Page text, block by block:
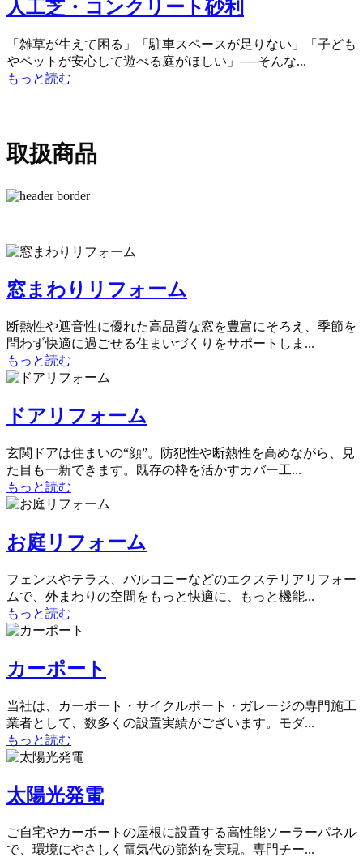
人工芝・コンクリート砂利
「雑草が生えて困る」「駐車スペースが足りない」「子ども
やペットが安心して遊べる庭がほしい」──そんな...
もっと読む
取扱商品
窓まわりリフォーム
断熱性や遮音性に優れた高品質な窓を豊富にそろえ、季節を
問わず快適に過ごせる住まいづくりをサポートしま...
もっと読む
ドアリフォーム
玄関ドアは住まいの“顔”。防犯性や断熱性を高めながら、見
た目も一新できます。既存の枠を活かすカバー工...
もっと読む
お庭リフォーム
フェンスやテラス、バルコニーなどのエクステリアリフォー
ムで、外まわりの空間をもっと快適に、もっと機能...
もっと読む
カーポート
当社は、カーポート・サイクルポート・ガレージの専門施工
業者として、数多くの設置実績がございます。モダ...
もっと読む
太陽光発電
ご自宅やカーポートの屋根に設置する高性能ソーラーパネル
で、環境にやさしく電気代の節約を実現。専門チー...